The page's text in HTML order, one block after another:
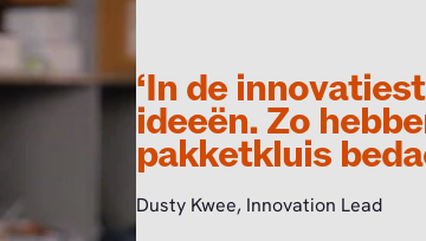
‘In de
ideeën. Zo
pakketkluis
Dusty Kwee, Innovation Lead